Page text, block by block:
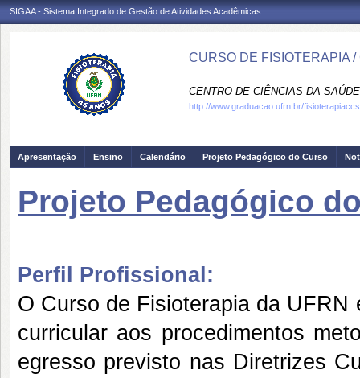
SIGAA - Sistema Integrado de Gestão de Atividades Acadêmicas
CURSO DE FISIOTERAPIA /
CENTRO DE CIÊNCIAS DA
http://www.graduacao.ufrn.br/fisioterapiaccs
Apresentação Ensino Calendário Projeto Pedagógico do Curso
Projeto Pedagógico
Perfil Profissional:
O Curso de Fisioterapia da
curricular aos procedimentos
egresso previsto nas Diretrizes